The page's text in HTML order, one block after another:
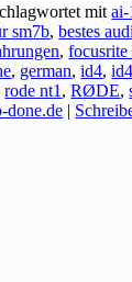
mit ai-
sm7b,bestes
,focusrite
, german,id4,
rode nt1 ,RØDE,
done.de |